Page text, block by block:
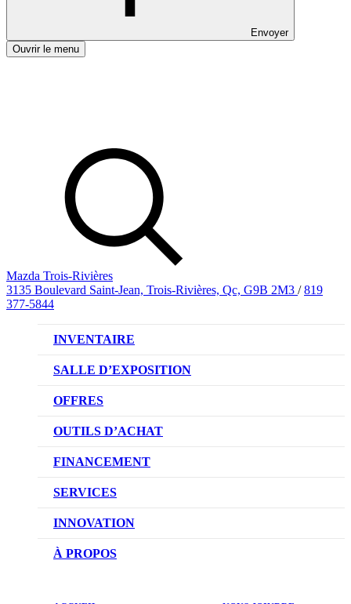
Envoyer
Ouvrir le menu
Mazda Trois-Rivières
3135 Boulevard Saint-Jean, Trois-Rivières, Qc, G9B 2M3 / 819
377-5844
INVENTAIRE
VÉHICULES NEUFS
VÉHICULES D’OCCASION
SALLE D’EXPOSITION
OFFRES
OFFRES DU CONCESSIONNAIRE
OUTILS D’ACHAT
CONFIGUREZ VOTRE VÉHICULE
RÉSERVEZ UN ESSAI ROUTIER
DEMANDEZ UN PRIX
FINANCEMENT
NOTRE DIFFÉRENCE
DEMANDE DE CRÉDIT AUTO
SERVICES
NOTRE PROMESSE
PRENDRE UN RENDEZ-VOUS
INNOVATION
TECHNOLOGIE SKYACTIV
À PROPOS